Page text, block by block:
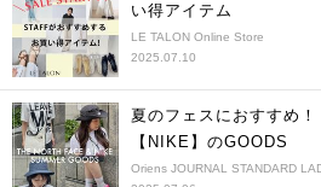
い得アイテム
LE TALON Online Store
2025.07.10
夏のフェスにおすすめ
【NIKE】のGOODS
Oriens JOURNAL STANDARD